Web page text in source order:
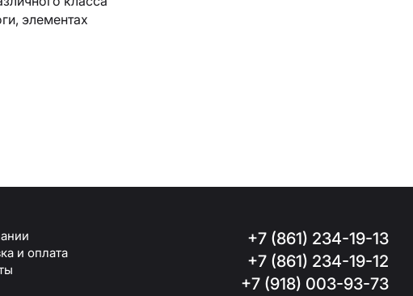
элементах
и оплата
+7 (861) 234-19-13
+7 (861) 234-19-12
+7 (918) 003-93-73